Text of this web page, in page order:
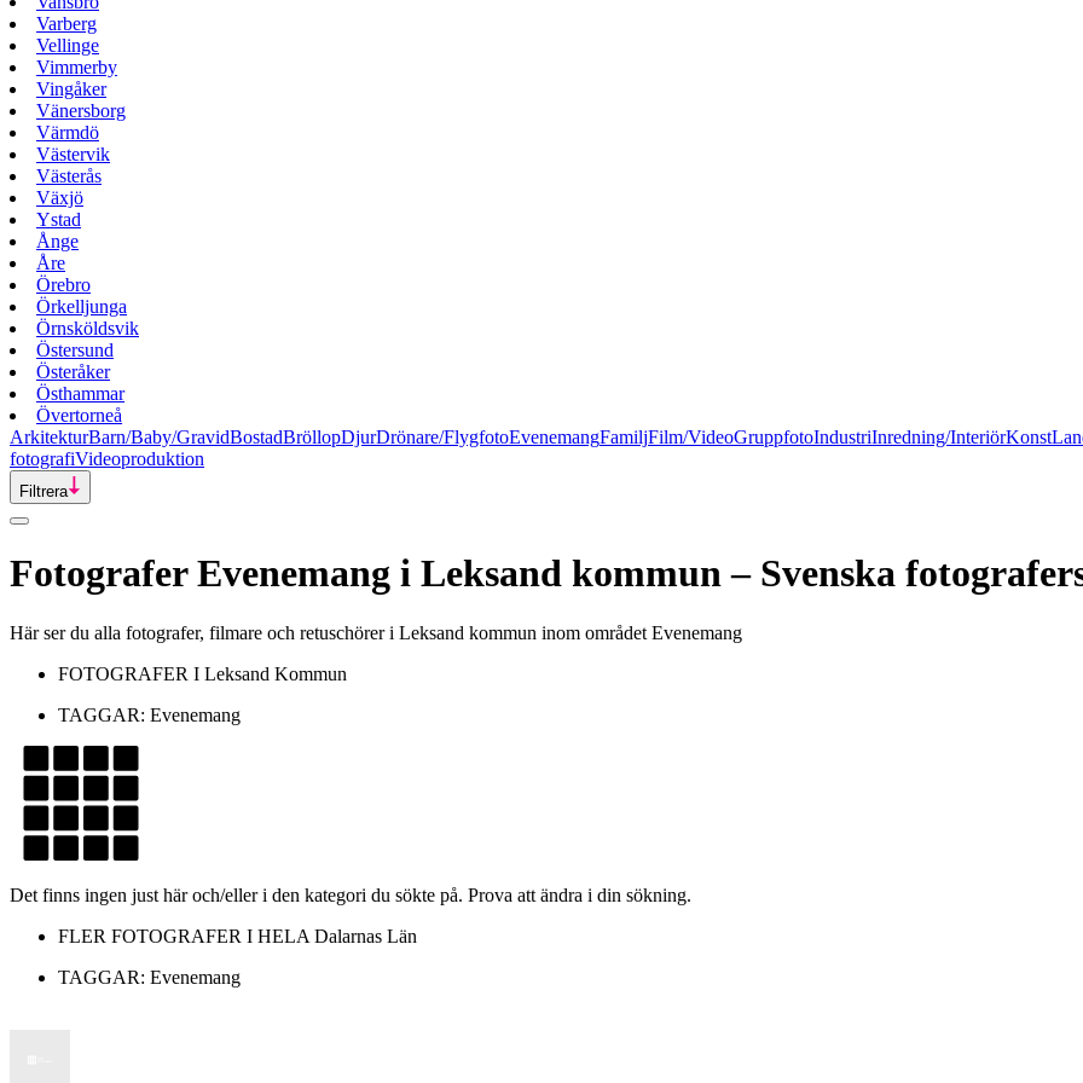
Varberg
Vellinge
Vimmerby
Vingåker
Vänersborg
Värmdö
Västervik
Västerås
Växjö
Ystad
Ånge
Åre
Örebro
Örkelljunga
Örnsköldsvik
Östersund
Österåker
Östhammar
Övertorneå
ArkitekturBarn/Baby/GravidBostadBröllopDjurDrönare/FlygfotoEvenemangFamiljFilm/VideoGruppfotoIndustriInredning/InteriörKonst
fotografiVideoproduktion
Filtrera
FotograferEvenemang i Leksand kommun– Svenska
Här ser du alla fotografer, filmare och retuschörer i Leksand kommun inom området Evenemang
FOTOGRAFER I Leksand Kommun
TAGGAR: Evenemang
Det finns ingen just här och/eller i den kategori du sökte på. Prova att ändra i din sökning.
FLER FOTOGRAFER I HELA Dalarnas Län
TAGGAR: Evenemang